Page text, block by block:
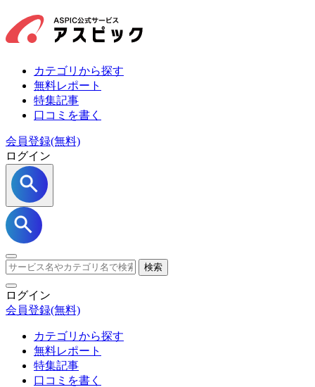
カテゴリから探す
無料レポート
特集記事
口コミを書く
会員登録(無料)
ログイン
検索
ログイン
会員登録(無料)
カテゴリから探す
無料レポート
特集記事
口コミを書く